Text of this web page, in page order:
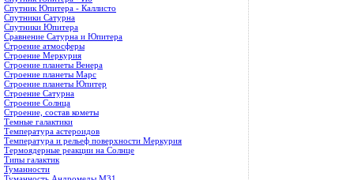
Спутник Юпитера - Каллисто
Спутники Сатурна
Спутники Юпитера
Сравнение Сатурна и Юпитера
Строение атмосферы
Строение Меркурия
Строение планеты Венера
Строение планеты Марс
Строение планеты Юпитер
Строение Сатурна
Строение Солнца
Строение, состав кометы
Темные галактики
Температура астероидов
Температура и рельеф поверхности Меркурия
Термоядерные реакции на Солнце
Типы галактик
Туманности